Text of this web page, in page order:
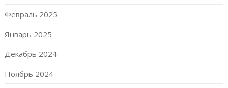
Февраль 2025
Январь 2025
Декабрь 2024
Ноябрь 2024